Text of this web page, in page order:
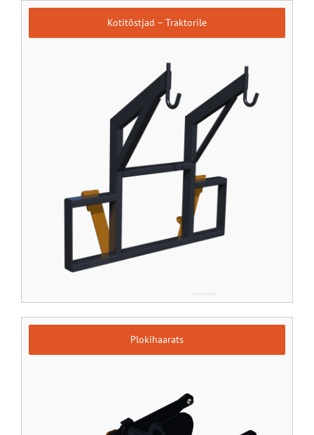
Kotitõstjad – Traktorile
Plokihaarats